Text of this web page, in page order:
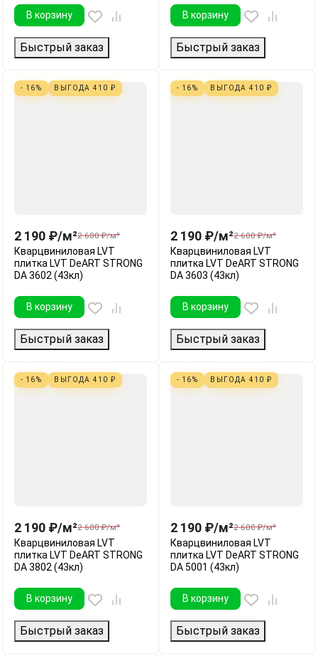
В корзину
Быстрый заказ
В корзину
Быстрый заказ
- 16% ВЫГОДА 410 ₽
2 190 ₽/м²2 600 ₽/м²
Кварцвиниловая LVT
плитка LVT DeART STRONG
DA 3602 (43кл)
В корзину
Быстрый заказ
- 16% ВЫГОДА 410 ₽
2 190 ₽/м²2 600 ₽/м²
Кварцвиниловая LVT
плитка LVT DeART STRONG
DA 3603 (43кл)
В корзину
Быстрый заказ
- 16% ВЫГОДА 410 ₽
2 190 ₽/м²2 600 ₽/м²
Кварцвиниловая LVT
плитка LVT DeART STRONG
DA 3802 (43кл)
В корзину
Быстрый заказ
- 16% ВЫГОДА 410 ₽
2 190 ₽/м²2 600 ₽/м²
Кварцвиниловая LVT
плитка LVT DeART STRONG
DA 5001 (43кл)
В корзину
Быстрый заказ